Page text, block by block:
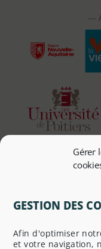
Gérer
GESTION DES
Afin d'optimiser
et votre navigation,
Liste de diffusion